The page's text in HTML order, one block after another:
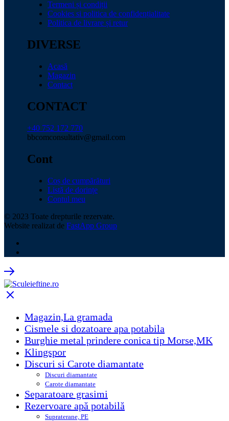
Termeni și condiții
Cookies si politica de confidențialitate
Politica de livrare și retur
DIVERSE
Acasă
Magazin
Contact
CONTACT
+40 752 172 770
bbcomconsultativ@gmail.com
Cont
Coș de cumpărături
Listă de dorințe
Contul meu
© 2023 Toate drepturile rezervate.
Website realizat de FastApp Group
Magazin,La gramada
Cismele si dozatoare apa potabila
Burghie metal prindere conica tip Morse,MK
Klingspor
Discuri si Carote diamantate
Discuri diamantate
Carote diamantate
Separatoare grasimi
Rezervoare apă potabilă
Supraterane, PE